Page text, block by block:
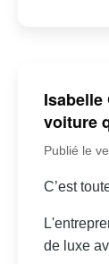
Isabelle
voiture
Publié le
C’est
de luxe